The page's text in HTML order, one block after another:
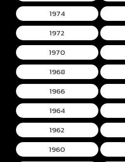
1974
1972
1970
1968
1966
1964
1962
1960